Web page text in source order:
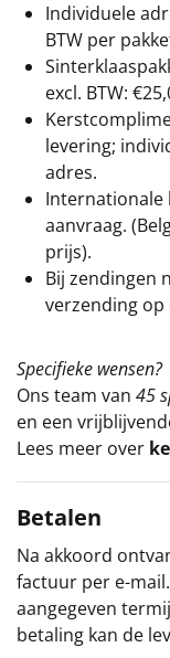
Individuele
BTW per
excl. BTW:
levering;
adres.
Internationale
aanvraag.
prijs).
Bij zendingen
verzending op
Specifieke wensen?
Ons team van 45
en een
Lees meer over
Betalen
Na akkoord
factuur per e-
aangegeven
betaling kan de